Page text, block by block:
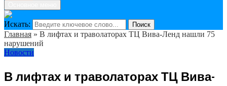
Искать: Поиск
Главная » В лифтах и траволаторах ТЦ Вива-Ленд нашли 75
нарушений
Новости
В лифтах и траволаторах ТЦ Вива-